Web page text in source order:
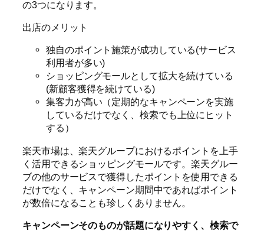
の3つになります。
出店のメリット
独自のポイント施策が成功している(サービス
利用者が多い)
ショッピングモールとして拡大を続けている
(新顧客獲得を続けている)
集客力が高い（定期的なキャンペーンを実施
しているだけでなく、検索でも上位にヒット
する）
楽天市場は、楽天グループにおけるポイントを上手
く活用できるショッピングモールです。楽天グルー
ブの他のサービスで獲得したポイントを使用できる
だけでなく、キャンペーン期間中であればポイント
が数倍になることも珍しくありません。
キャンペーンそのものが話題になりやすく、検索で